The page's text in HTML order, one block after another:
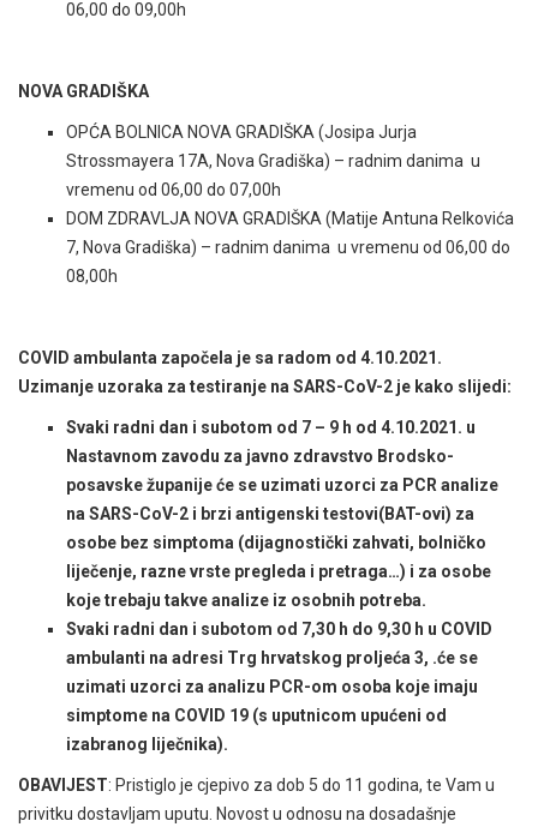
06,00 do 09,00h
NOVA GRADIŠKA
OPĆA BOLNICA NOVA GRADIŠKA (Josipa Jurja
Strossmayera 17A, Nova Gradiška) – radnim danima u
vremenu od 06,00 do 07,00h
DOM ZDRAVLJA NOVA GRADIŠKA (Matije Antuna Relkovića
7, Nova Gradiška) – radnim danima u vremenu od 06,00 do
08,00h
COVID ambulanta započela je sa radom od 4.10.2021.
Uzimanje uzoraka za testiranje na SARS-CoV-2 je kako slijedi:
Svaki radni dan i subotom od 7 – 9 h od 4.10.2021. u
Nastavnom zavodu za javno zdravstvo Brodsko-
posavske županije će se uzimati uzorci za PCR analize
na SARS-CoV-2 i brzi antigenski testovi(BAT-ovi) za
osobe bez simptoma (dijagnostički zahvati, bolničko
liječenje, razne vrste pregleda i pretraga…) i za osobe
koje trebaju takve analize iz osobnih potreba.
Svaki radni dan i subotom od 7,30 h do 9,30 h u COVID
ambulanti na adresi Trg hrvatskog proljeća 3, .će se
uzimati uzorci za analizu PCR-om osoba koje imaju
simptome na COVID 19 (s uputnicom upućeni od
izabranog liječnika).
OBAVIJEST: Pristiglo je cjepivo za dob 5 do 11 godina, te Vam u
privitku dostavljam uputu. Novost u odnosu na dosadašnje